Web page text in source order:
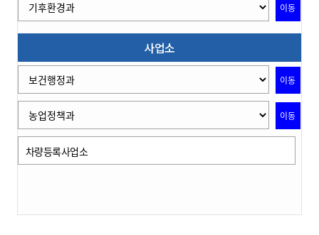
이동
사업소
이동
이동
차량등록사업소